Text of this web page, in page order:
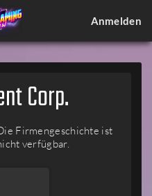
Anmelden
Corp.
Firmengeschichte ist
verfügbar.